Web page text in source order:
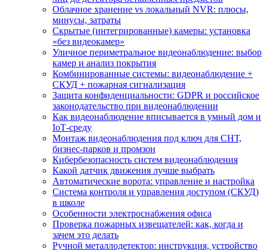
Облачное хранение vs локальный NVR: плюсы,
минусы, затраты
Скрытые (интегрированные) камеры: установка
«без видеокамер»
Уличное периметральное видеонаблюдение: выбор
камер и анализ покрытия
Комбинированные системы: видеонаблюдение +
СКУД + пожарная сигнализация
Защита конфиденциальности: GDPR и российское
законодательство при видеонаблюдении
Как видеонаблюдение вписывается в умный дом и
IoT‑среду
Монтаж видеонаблюдения под ключ для СНТ,
бизнес‑парков и промзон
Кибербезопасность систем видеонаблюдения
Какой датчик движения лучше выбрать
Автоматические ворота: управление и настройка
Система контроля и управления доступом (СКУД)
в школе
Особенности электроснабжения офиса
Проверка пожарных извещателей: как, когда и
зачем это делать
Ручной металлодетектор: инструкция, устройство